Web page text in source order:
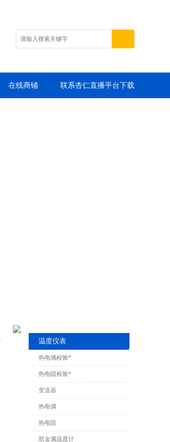
在线商铺 联系杏仁直播平台下载
温度仪表
热电偶校验*
热电阻检验*
变送器
热电偶
热电阻
双金属温度计